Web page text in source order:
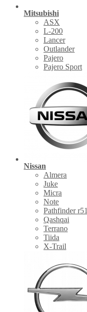
Mitsubishi
ASX
L-200
Lancer
Outlander
Pajero
Pajero Sport
Nissan
Almera
Juke
Micra
Note
Pathfinder r51
Qashqai
Terrano
Tiida
X-Trail